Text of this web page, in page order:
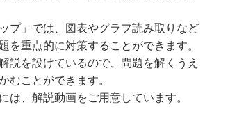
プ」では、図表やグラフ読み取りなど
を重点的に対策することができます。
説を設けているので、問題を解くうえ
むことができます。
は、解説動画をご用意しています。